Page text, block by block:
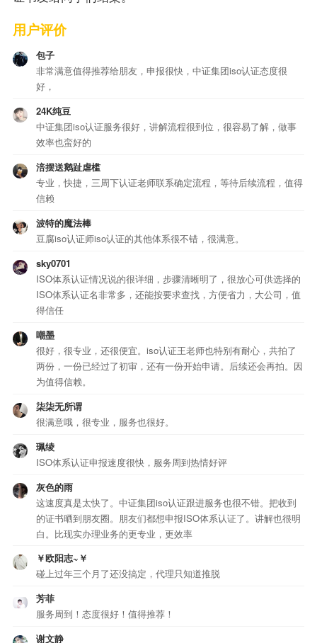
用户评价
包子
非常满意值得推荐给朋友，申报很快，中证集团iso认证态度很
好，
24K纯豆
中证集团iso认证服务很好，讲解流程很到位，很容易了解，做事
效率也蛮好的
涪摆送鹅趾虐槛
专业，快捷，三周下认证老师联系确定流程，等待后续流程，值得
信赖
波特的魔法棒
豆腐iso认证师iso认证的其他体系很不错，很满意。
sky0701
ISO体系认证情况说的很详细，步骤清晰明了，很放心可供选择的
ISO体系认证名非常多，还能按要求查找，方便省力，大公司，值
得信任
嘲墨
很好，很专业，还很便宜。iso认证王老师也特别有耐心，共拍了
两份，一份已经过了初审，还有一份开始申请。后续还会再拍。因
为值得信赖。
柒柒无所谓
很满意哦，很专业，服务也很好。
珮绫
ISO体系认证申报速度很快，服务周到热情好评
灰色的雨
这速度真是太快了。中证集团iso认证跟进服务也很不错。把收到
的证书晒到朋友圈。朋友们都想申报ISO体系认证了。讲解也很明
白。比现实办理业务的更专业，更效率
￥欧阳志~￥
碰上过年三个月了还没搞定，代理只知道推脱
芳菲
服务周到！态度很好！值得推荐！
谢文静